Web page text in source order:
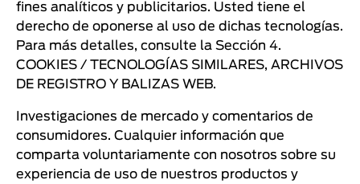
fines analíticos y publicitarios. Usted tiene el
derecho de oponerse al uso de dichas tecnologías.
Para más detalles, consulte la Sección 4.
COOKIES / TECNOLOGÍAS SIMILARES, ARCHIVOS
DE REGISTRO Y BALIZAS WEB.
Investigaciones de mercado y comentarios de
consumidores. Cualquier información que
comparta voluntariamente con nosotros sobre su
experiencia de uso de nuestros productos y